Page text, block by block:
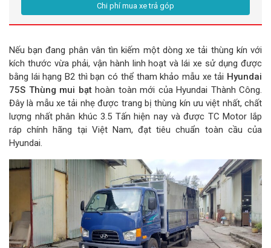
Chi phí mua xe trả góp
Nếu bạn đang phân vân tìn kiếm một dòng xe tải thùng kín với
kích thước vừa phải, vận hành linh hoạt và lái xe sử dụng được
bằng lái hạng B2 thì bạn có thể tham khảo mẫu xe tải Hyundai
75S Thùng mui bạthoàn toàn mới của Hyundai Thành Công.
Đây là mẫu xe tải nhẹ được trang bị thùng kín ưu việt nhất, chất
lượng nhất phân khúc 3.5 Tấn hiện nay và được TC Motor lắp
ráp chính hãng tại Việt Nam, đạt tiêu chuẩn toàn cầu của
Hyundai.